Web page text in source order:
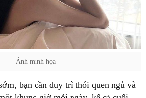
Ảnh minh họa
bạn cần duy trì thói quen ngủ và